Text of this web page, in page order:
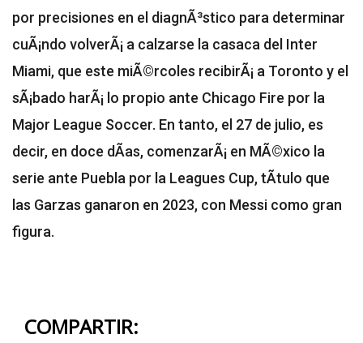
por precisiones en el diagnÃ³stico para determinar
cuÃ¡ndo volverÃ¡ a calzarse la casaca del Inter
Miami, que este miÃ©rcoles recibirÃ¡ a Toronto y el
sÃ¡bado harÃ¡ lo propio ante Chicago Fire por la
Major League Soccer. En tanto, el 27 de julio, es
decir, en doce dÃ­as, comenzarÃ¡ en MÃ©xico la
serie ante Puebla por la Leagues Cup, tÃ­tulo que
las Garzas ganaron en 2023, con Messi como gran
figura.
COMPARTIR: